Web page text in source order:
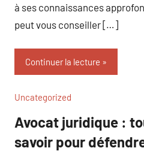
à ses connaissances
peut vous conseiller […]
Continuer la lecture
Uncategorized
Avocat juridique :
savoir pour